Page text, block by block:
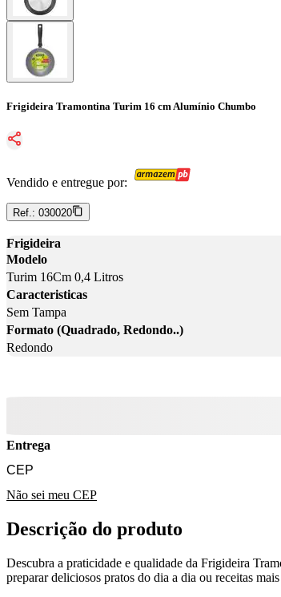
Frigideira Tramontina Turim 16 cm Alumínio Chumbo
Vendido e entregue por:
Ref.: 030020
Frigideira
Modelo
Turim 16Cm 0,4 Litros
Caracteristicas
Sem Tampa
Formato (Quadrado, Redondo..)
Redondo
Entrega
Não sei meu CEP
Descrição do produto
Descubra a praticidade e qualidade da Frigideira
preparar deliciosos pratos do dia a dia ou receitas